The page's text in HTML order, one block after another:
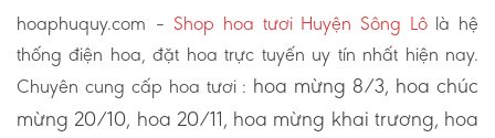
hoaphuquy.com – Shop hoa tươi Huyện Sông Lôlà hệ
thống điện hoa, đặt hoa trực tuyến uy tín nhất hiện nay.
Chuyên cung cấp hoa tươi : hoa mừng 8/3, hoa chúc
mừng 20/10, hoa 20/11, hoa mừng khai trương, hoa